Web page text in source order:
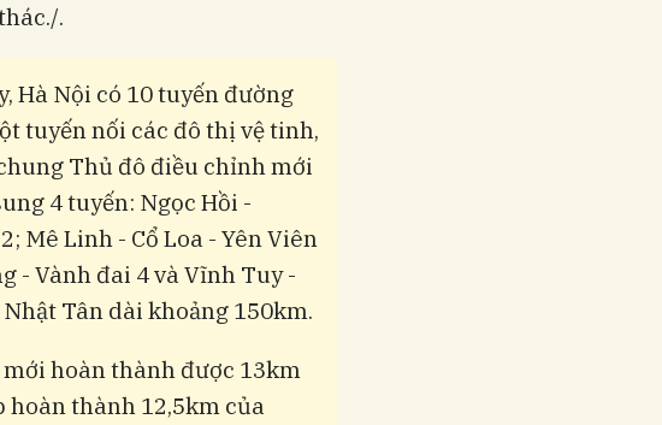
.
Hà Nội có 10 tuyến đường
tuyến nối các đô thị vệ tinh,
Thủ đô điều chỉnh mới
4 tuyến: Ngọc Hồi -
Mê Linh - Cổ Loa - Yên Viên
- Vành đai 4 và Vĩnh Tuy -
Tân dài khoảng 150km.
hoàn thành được 13km
hoàn thành 12,5km của